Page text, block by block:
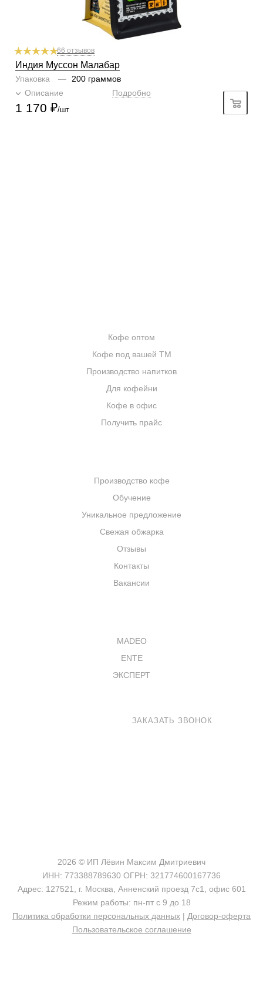
66 отзывов
Индия Муссон Малабар
Упаковка —
200 граммов
Описание
Подробно
1 170 ₽/шт
Кофе оптом
Кофе под вашей ТМ
Производство напитков
Для кофейни
Кофе в офис
Получить прайс
Производство кофе
Обучение
Уникальное предложение
Свежая обжарка
Отзывы
Контакты
Вакансии
MADEO
ENTE
ЭКСПЕРТ
ЗАКАЗАТЬ ЗВОНОК
2026 © ИП Лёвин Максим Дмитриевич
ИНН: 773388789630 ОГРН: 321774600167736
Адрес: 127521, г. Москва, Анненский проезд 7с1, офис 601
Режим работы: пн-пт с 9 до 18
Политика обработки персональных данных | Договор-оферта
Пользовательское соглашение